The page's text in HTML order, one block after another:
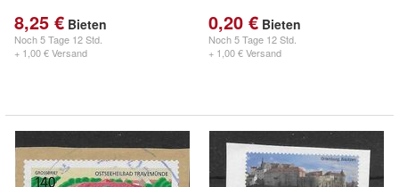
8,25 € Bieten
Noch5 Tage 12 Std.
+ 1,00 € Versand
0,20 € Bieten
Noch5 Tage 12 Std.
+ 1,00 € Versand